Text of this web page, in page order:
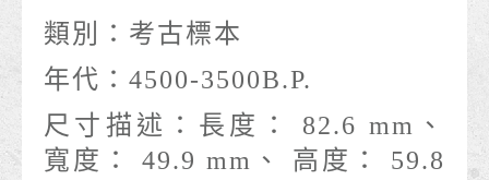
類別： 考古標本
年代： 4500-3500B.P.
尺寸描述： 長度： 82.6 mm、
寬度： 49.9 mm、 高度： 59.8